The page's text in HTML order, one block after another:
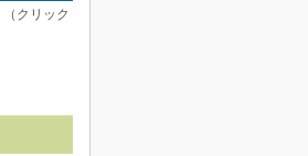
（クリック